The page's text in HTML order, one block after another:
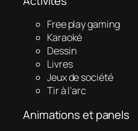
Free play gaming
Karaoké
Dessin
Livres
Jeux de société
Tir à l’arc
Animations et panels